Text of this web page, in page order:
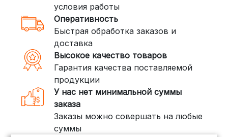
условия работы
Оперативность
Быстрая обработка заказов и
доставка
Высокое качество товаров
Гарантия качества поставляемой
продукции
У нас нет минимальной суммы
заказа
Заказы можно совершать на любые
суммы